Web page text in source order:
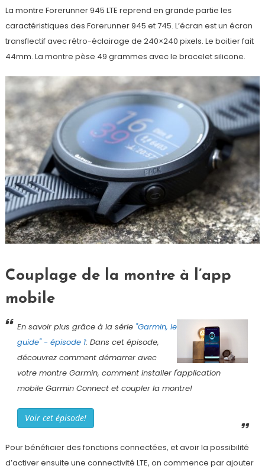
La montre Forerunner 945 LTE reprend en grande partie les
caractéristiques des Forerunner 945 et 745. L’écran est un écran
transflectif avec rétro-éclairage de 240×240 pixels. Le boitier fait
44mm. La montre pèse 49 grammes avec le bracelet silicone.
Couplage de la montre à l’app
mobile
En savoir plus grâce à la série "Garmin, le
guide" - épisode 1: Dans cet épisode,
découvrez comment démarrer avec
votre montre Garmin, comment installer l'application
mobile Garmin Connect et coupler la montre!
Voir cet épisode!
Pour bénéficier des fonctions connectées, et avoir la possibilité
d’activer ensuite une connectivité LTE, on commence par ajouter